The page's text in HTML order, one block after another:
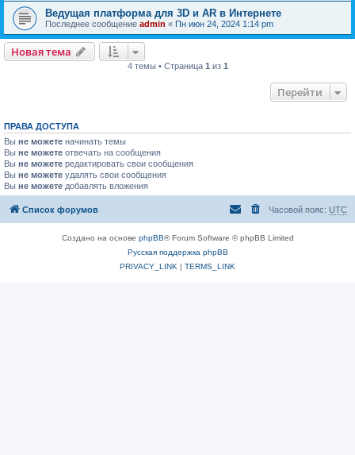
Ведущая платформа для 3D и AR в Интернете
Последнее сообщение admin « Пн июн 24, 2024 1:14 pm
Новая тема
4 темы • Страница 1 из 1
Перейти
ПРАВА ДОСТУПА
Вы не можете начинать темы
Вы не можете отвечать на сообщения
Вы не можете редактировать свои сообщения
Вы не можете удалять свои сообщения
Вы не можете добавлять вложения
Список форумов Часовой пояс: UTC
Создано на основе phpBB® Forum Software © phpBB Limited
Русская поддержка phpBB
PRIVACY_LINK | TERMS_LINK